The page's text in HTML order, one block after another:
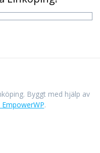
Byggt med hjälp av
.